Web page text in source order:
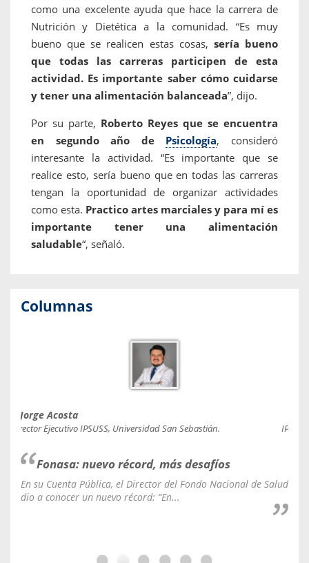
como una excelente ayuda que hace la carrera de
Nutrición y Dietética a la comunidad. “Es muy
bueno que se realicen estas cosas, sería bueno
que todas las carreras participen de esta
actividad. Es importante saber cómo cuidarse
y tener una alimentación balanceada”, dijo.
Por su parte, Roberto Reyes que se encuentra
en segundo año de Psicología, consideró
interesante la actividad. “Es importante que se
realice esto, sería bueno que en todas las carreras
tengan la oportunidad de organizar actividades
como esta. Practico artes marciales y para mí es
importante tener una alimentación
saludable“, señaló.
Columnas
Jorge Acosta
Director Ejecutivo IPSUSS, Universidad San Sebastián.
Fonasa: nuevo récord, más desafíos
En su Cuenta Pública, el Director del Fondo Nacional de Salud
dio a conocer un nuevo récord: “En...